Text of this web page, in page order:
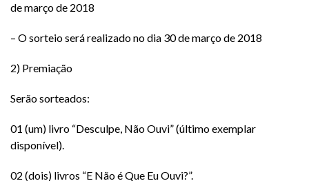
de março de 2018
– O sorteio será realizado no dia 30 de março de 2018
2) Premiação
Serão sorteados:
01 (um) livro “Desculpe, Não Ouvi” (último exemplar
disponível).
02 (dois) livros “E Não é Que Eu Ouvi?”.